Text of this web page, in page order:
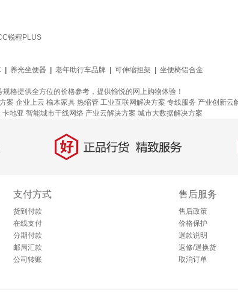
锐程PLUS
养光坐便器 老年助行车品牌 可伸缩担架
坐便椅铝合金
格提供全方位的价格参考，提供愉悦的网上购物体验！
案 企业上云 榆木家具 热缩管 工业互联网解决方案 专线服务 产业创新云
卡地亚 智能城市干线网络 产业云解决方案 城市大数据解决方案
好 正品行货，精致服务
支付方式
货到付款
在线支付
分期付款
邮局汇款
公司转账
售后服务
售后政策
价格保护
退款说明
返修/退换货
取消订单